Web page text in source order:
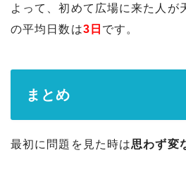
よって、初めて広場に来た人が
の平均日数は3日 です。
まとめ
最初に問題を見た時は思わず変